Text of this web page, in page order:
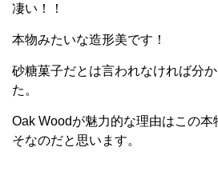
凄い！！
本物みたいな造形美です！
砂糖菓子だとは言われなければ分
た。
Oak Woodが魅力的な理由はこの本
そなのだと思います。